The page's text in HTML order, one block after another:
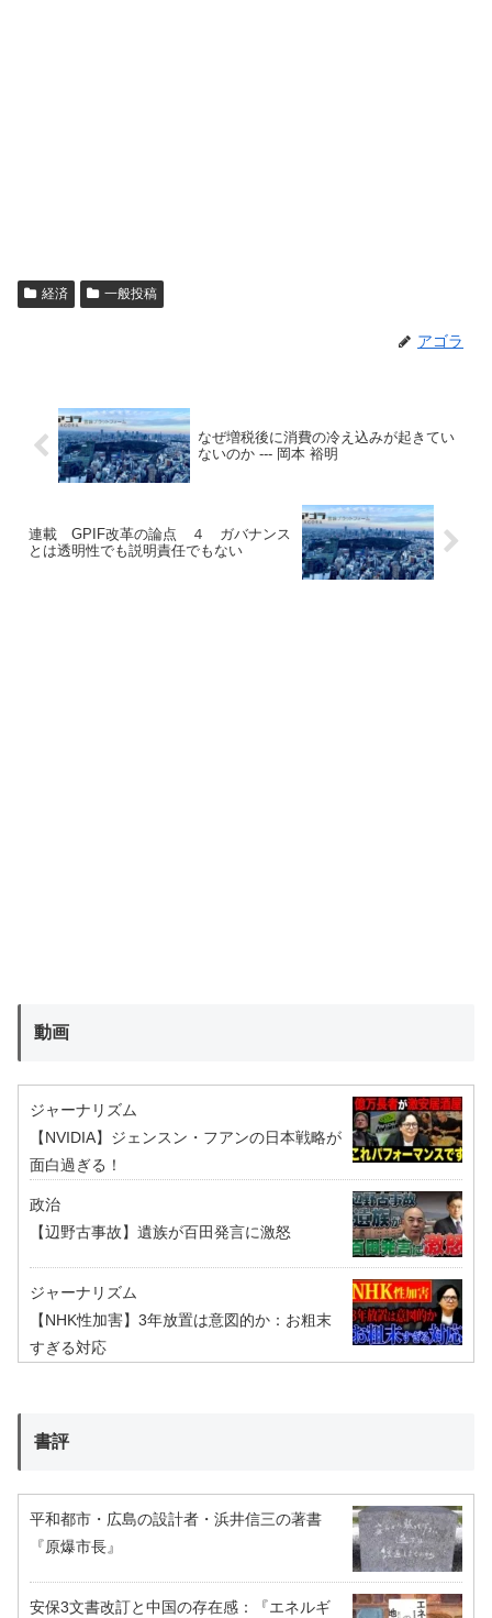
経済 一般投稿
アゴラ
なぜ増税後に消費の冷え込みが起きてい
ないのか --- 岡本 裕明
連載 GPIF改革の論点 ４ ガバナンス
とは透明性でも説明責任でもない
動画
ジャーナリズム
【NVIDIA】ジェンスン・フアンの日本戦略が
面白過ぎる！
政治
【辺野古事故】遺族が百田発言に激怒
ジャーナリズム
【NHK性加害】3年放置は意図的か：お粗末
すぎる対応
書評
平和都市・広島の設計者・浜井信三の著書
『原爆市長』
安保3文書改訂と中国の存在感：『エネルギ